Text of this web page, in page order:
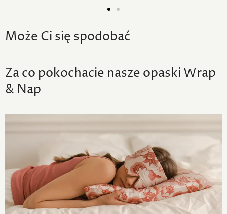
Może Ci się spodobać
Za co pokochacie nasze opaski Wrap
& Nap